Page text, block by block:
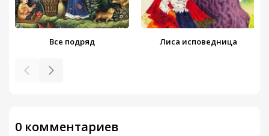
Все подряд Лиса исповедница
0 комментариев